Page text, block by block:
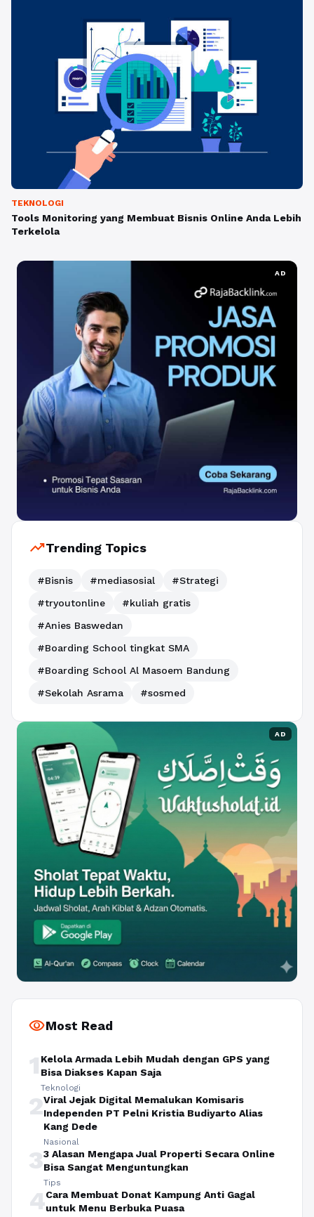
TEKNOLOGI
Tools Monitoring yang Membuat Bisnis Online Anda Lebih
Terkelola
AD
trending_upTrending Topics
#Bisnis #mediasosial
#Strategi
#tryoutonline
#kuliah gratis
#Anies Baswedan
#Boarding School tingkat SMA
#Boarding School Al Masoem Bandung
#Sekolah Asrama
#sosmed
AD
visibilityMost Read
1 Kelola Armada Lebih Mudah dengan GPS yang
Bisa Diakses Kapan Saja
Teknologi
2Viral Jejak Digital Memalukan Komisaris
Independen PT Pelni Kristia Budiyarto Alias
Kang Dede
Nasional
33 Alasan Mengapa Jual Properti Secara Online
Bisa Sangat Menguntungkan
Tips
4Cara Membuat Donat Kampung Anti Gagal
untuk Menu Berbuka Puasa